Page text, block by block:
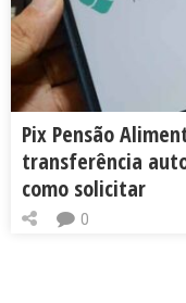
Pix Pensão
transferência
como solicitar
0